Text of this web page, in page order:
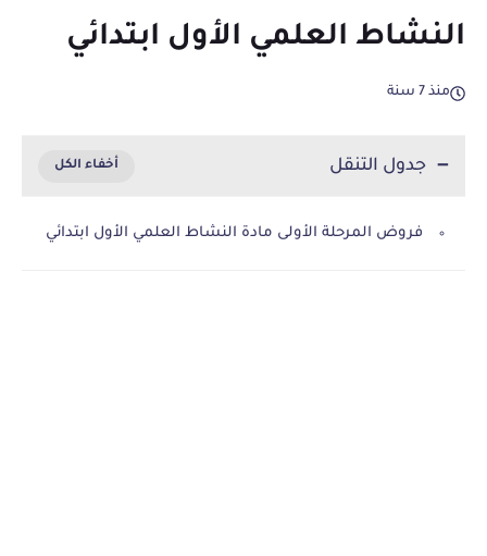
النشاط العلمي الأول ابتدائي
منذ 7 سنة
جدول التنقل
فروض المرحلة الأولى مادة النشاط العلمي الأول ابتدائي